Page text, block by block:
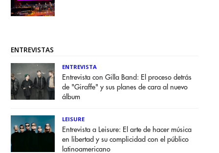
ENTREVISTAS
ENTREVISTA
Entrevista con Gilla Band: El proceso detrás
de "Giraffe" y sus planes de cara al nuevo
álbum
LEISURE
Entrevista a Leisure: El arte de hacer música
en libertad y su complicidad con el público
latinoamericano